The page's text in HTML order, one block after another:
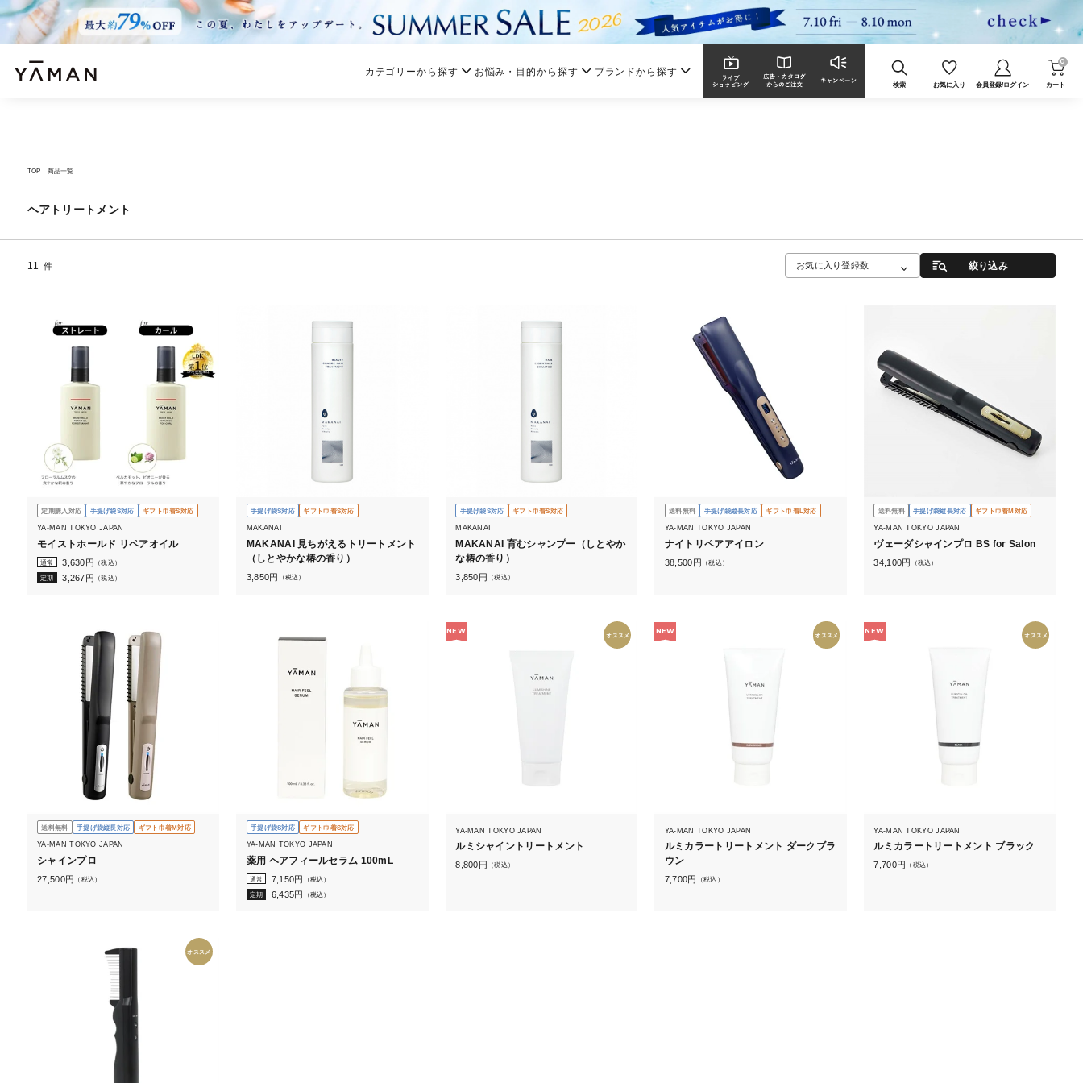
カテゴリーから探す お悩み・目的から探す ブランドから探す
検索 お気に入り 会員登録/ログイン カート
0
TOP 商品一覧
ヘアトリートメント
11 件 お気に入り登録数 絞り込み
定期購入対応 手提げ袋S対応 ギフト巾着S対応
YA-MAN TOKYO JAPAN
モイストホールド リペアオイル
通常 3,630円 （税込）
定期
3,267円 （税込）
手提げ袋S対応 ギフト巾着S対応
MAKANAI
MAKANAI 見ちがえるトリートメント
（しとやかな椿の香り）
3,850円 （税込）
手提げ袋S対応 ギフト巾着S対応
MAKANAI
MAKANAI 育むシャンプー（しとやか
な椿の香り）
3,850円 （税込）
送料無料 手提げ袋縦長対応 ギフト巾着L対応
YA-MAN TOKYO JAPAN
ナイトリペアアイロン
38,500円 （税込）
送料無料 手提げ袋縦長対応 ギフト巾着M対応
YA-MAN TOKYO JAPAN
ヴェーダシャインプロ BS for Salon
34,100円 （税込）
送料無料 手提げ袋縦長対応 ギフト巾着M対応
YA-MAN TOKYO JAPAN
シャインプロ
27,500円 （税込）
手提げ袋S対応 ギフト巾着S対応
YA-MAN TOKYO JAPAN
薬用 ヘアフィールセラム 100mL
通常 7,150円
（税込）
定期
6,435円 （税込）
NEW オススメ
YA-MAN TOKYO JAPAN
ルミシャイントリートメント
8,800 円 （税込）
NEW オススメ
YA-MAN TOKYO JAPAN
ルミカラートリートメント ダークブラ
ウン
7,700円 （税込）
NEW オススメ
YA-MAN TOKYO JAPAN
ルミカラートリートメント ブラック
7,700円 （税込）
オススメ